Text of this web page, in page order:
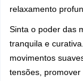
relaxamento
Sinta o poder das
tranquila e
movimentos
tensões,